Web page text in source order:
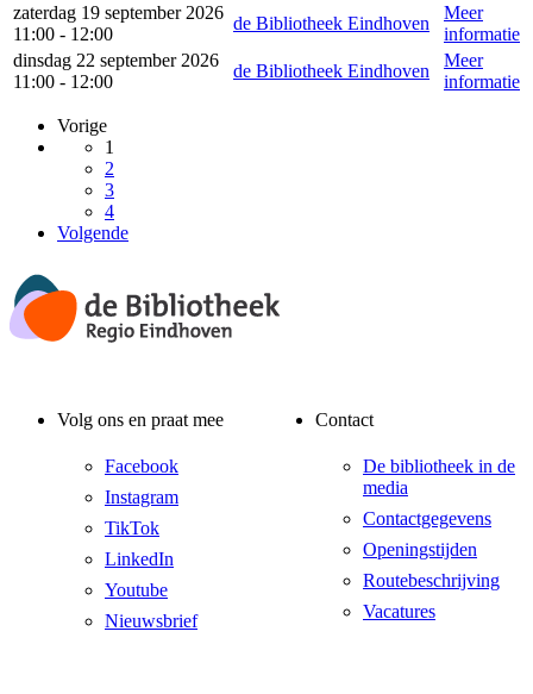
zaterdag 19 september 2026
11:00 - 12:00
de Bibliotheek Eindhoven
Meer
informatie
dinsdag 22 september 2026
11:00 - 12:00
de Bibliotheek Eindhoven
Meer
informatie
Vorige
1
2
3
4
Volgende
Volg ons en praat mee
Facebook
Instagram
TikTok
LinkedIn
Youtube
Nieuwsbrief
Contact
De bibliotheek in de
media
Contactgegevens
Openingstijden
Routebeschrijving
Vacatures